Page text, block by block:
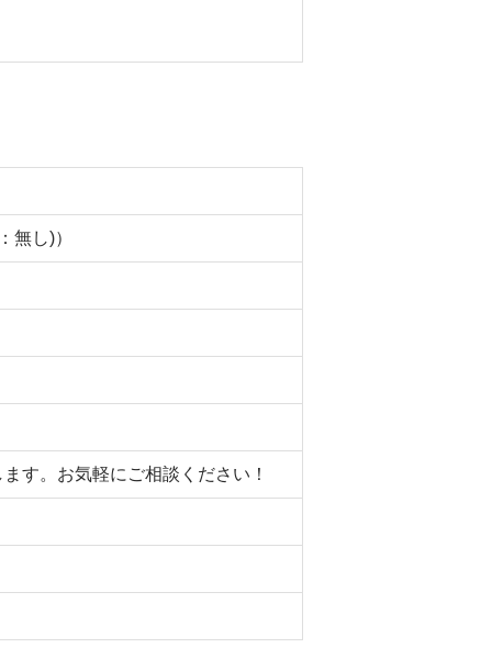
無し)）
す。お気軽にご相談ください！